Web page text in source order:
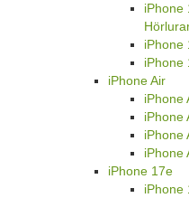
iPhone
iPhone
iPhone
iPhone Air
iPhone
iPhone
iPhone
iPhone
iPhone 17e
iPhone